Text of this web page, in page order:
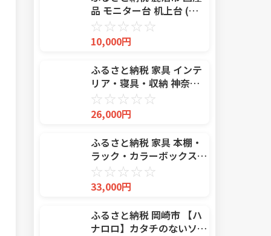
品 モニター台 机上台 (黒
色)
☆☆☆☆☆
10,000円
ふるさと納税 家具 インテ
リア・寝具・収納 神奈川
県 厚木市 座椅子「和楽の
月」 A938a アッシュグレ
ー 日本製 ／ 座椅子 インテ
リア リラックス 可動式 高
弾
☆☆☆☆☆
26,000円
ふるさと納税 家具 本棚・
ラック・カラーボックス
福井県 あわら市
IN04D60NT 組立品 ディス
プレイできる本棚 幅60cm
ナチュラル aw053-
c005_01 ナチュラル
☆☆☆☆☆
33,000円
ふるさと納税 岡崎市 【ハ
ナロロ】カタチのないソフ